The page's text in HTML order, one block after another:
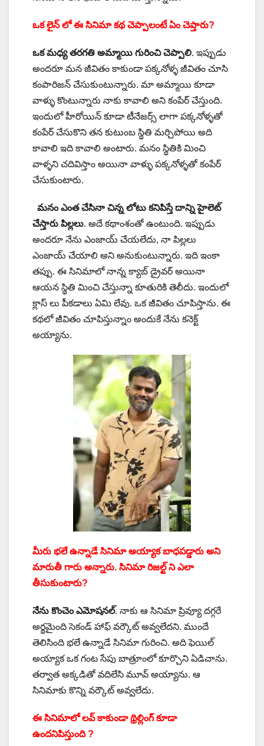
ఒక లైన్ లో ఈ సినిమా కథ చెప్పాలంటే ఏం చెప్తారు?
ఒక మధ్య తరగతి అమ్మాయి గురించి చెప్పాలి. ఇప్పుడు
అందరూ మన జీవితం కాకుండా పక్కనోళ్ళ జీవితం చూసి
కంపారిజన్ చేసుకుంటున్నారు. మా అమ్మాయి కూడా
వాళ్ళు కొంటున్నారు నాకు కావాలి అని కంపేర్ చేస్తుంది.
ఇందులో హీరోయిన్ కూడా టీనేజర్స్ లాగా పక్కనోళ్ళతో
కంపేర్ చేసుకొని తన కుటుంబ స్థితి మర్చిపోయి అది
కావాలి ఇది కావాలి అంటారు. మనం స్థితికి మించి
వాళ్ళని చదివిస్తాం అయినా వాళ్ళు పక్కనోళ్ళతో కంపేర్
చేసుకుంటారు.
మనం ఎంత చేసినా చిన్న లోటు కనిపిస్తే దాన్ని హైలెట్
చేస్తారు పిల్లలు. అదే కథాంశంతో ఉంటుంది. ఇప్పుడు
అందరూ నేను ఎంజాయ్ చేయలేదు, నా పిల్లలు
ఎంజాయ్ చేయాలి అని అనుకుంటున్నారు. ఇది ఇంకా
తప్పు. ఈ సినిమాలో నాన్న క్యాబ్ డ్రైవర్ అయినా
ఆయన స్థితి మించి చేస్తున్నా కూతురికి తెలీదు. ఇందులో
క్లాస్ లు పీకడాలు ఏమి లేవు. ఒక జీవితం చూపిస్తాను. ఈ
కథలో జీవితం చూపిస్తున్నాం అందుకే నేను కనెక్ట్
అయ్యాను.
మీరు భలే ఉన్నాడే సినిమా అయ్యాక బాధపడ్డారు అని
మారుతీ గారు అన్నారు. సినిమా రిజల్ట్ ని ఎలా
తీసుకుంటారు?
నేను కొంచెం ఎమోషనల్. నాకు ఆ సినిమా ప్రివ్యూ దగ్గరే
అర్థమైంది సెకండ్ హాఫ్ వర్కౌట్ అవ్వలేదని. ముందే
తెలిసింది భలే ఉన్నాడే సినిమా గురించి. అది ఫెయిల్
అయ్యాక ఒక గంట సేపు బాత్రూంలో కూర్చొని ఏడిచాను.
తర్వాత అక్కడితో వదిలేసి మూవ్ అయ్యాను. ఆ
సినిమాకు కొన్ని వర్కౌట్ అవ్వలేదు.
ఈ సినిమాలో లవ్ కాకుండా థ్రిల్లింగ్ కూడా
ఉందనిపిస్తుంది ?